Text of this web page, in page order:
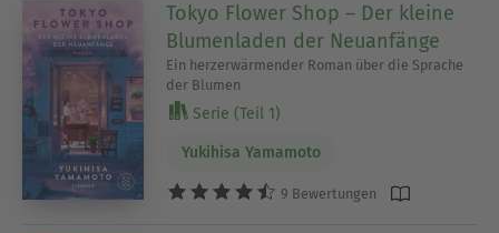
Tokyo Flower Shop – Der kleine
Blumenladen der Neuanfänge
Ein herzerwärmender Roman über die Sprache
der Blumen
Serie (Teil 1)
Yukihisa Yamamoto
9 Bewertungen